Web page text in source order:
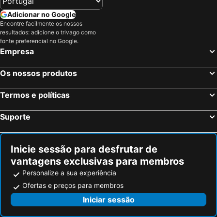
Bled, Gorenjska Hotéis
Milão, Lombardia Hotéis
Florença, Toscana Hotéis
Bolonha, Emília-Romanha Hotéis
Verona, Veneto Hotéis
Cagliari, Sardenha Hotéis
Adicionar no Google
Encontre facilmente os nossos
resultados: adicione o trivago como
fonte preferencial no Google.
Empresa
Os nossos produtos
Termos e políticas
Suporte
Inicie sessão para desfrutar de
vantagens exclusivas para membros
Personalize a sua experiência
Ofertas e preços para membros
Iniciar sessão